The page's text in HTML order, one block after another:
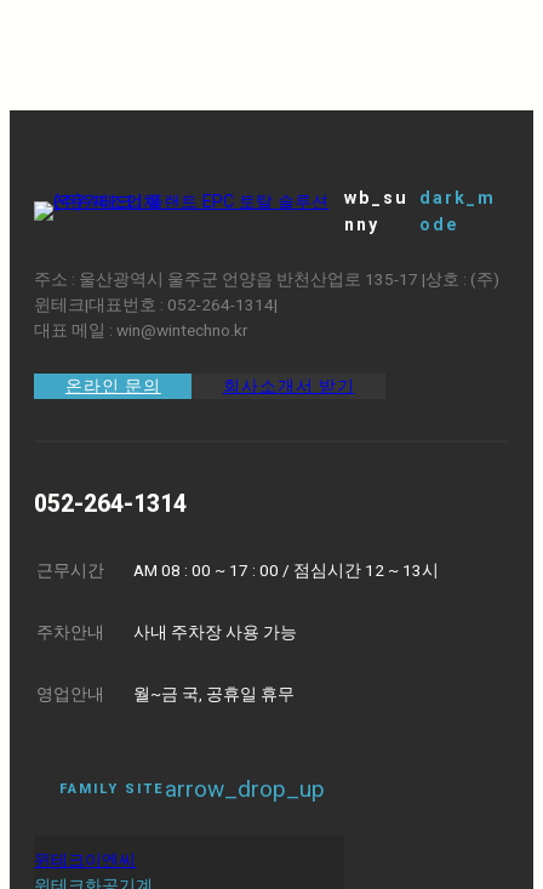
wb_su
nny
dark_m
ode
주소 : 울산광역시 울주군 언양읍 반천산업로 135-17 ㅤ|ㅤ상호 : (주)
윈테크ㅤ|ㅤ대표번호 : 052-264-1314ㅤ|
대표 메일 : win@wintechno.kr
온라인 문의 회사소개서 받기
052-264-1314
근무시간 AM 08 : 00 ~ 17 : 00 / 점심시간 12 ~ 13시
주차안내 사내 주차장 사용 가능
영업안내 월~금 국, 공휴일 휴무
FAMILY SITE arrow_drop_up
윈테크이엔씨